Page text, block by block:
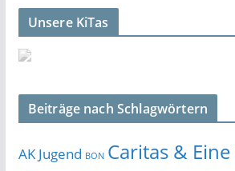
Unsere KiTas
Beiträge nach Schlagwörtern
AK Jugend BON Caritas &